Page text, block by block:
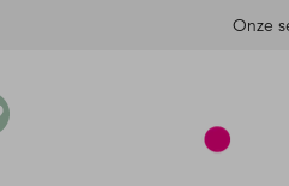
Onze